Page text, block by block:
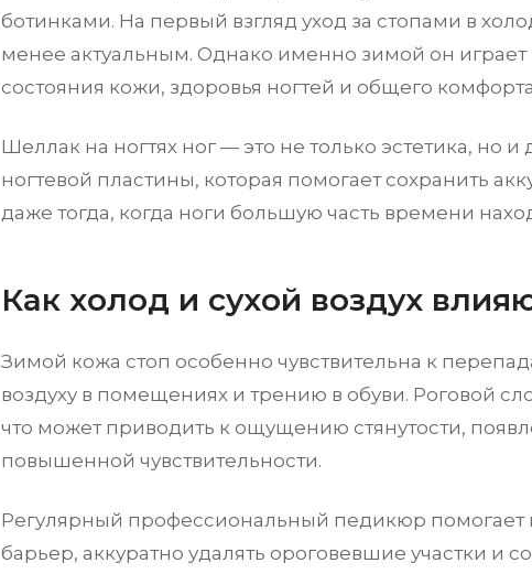
ботинками. На первый взгляд уход за стопами в
менее актуальным. Однако именно зимой он
состояния кожи, здоровья ногтей и общего
Шеллак на ногтях ног — это не только эстетика, но
ногтевой пластины, которая помогает сохранить
даже тогда, когда ноги большую часть времени
Как холод и сухой воздух
Зимой кожа стоп особенно чувствительна к
воздуху в помещениях и трению в обуви. Роговой
что может приводить к ощущению стянутости,
повышенной чувствительности.
Регулярный профессиональный педикюр
барьер, аккуратно удалять ороговевшие участки и